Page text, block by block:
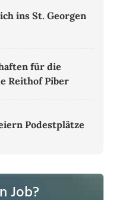
ins St. Georgen
für die
Reithof Piber
Podestplätze
Job?